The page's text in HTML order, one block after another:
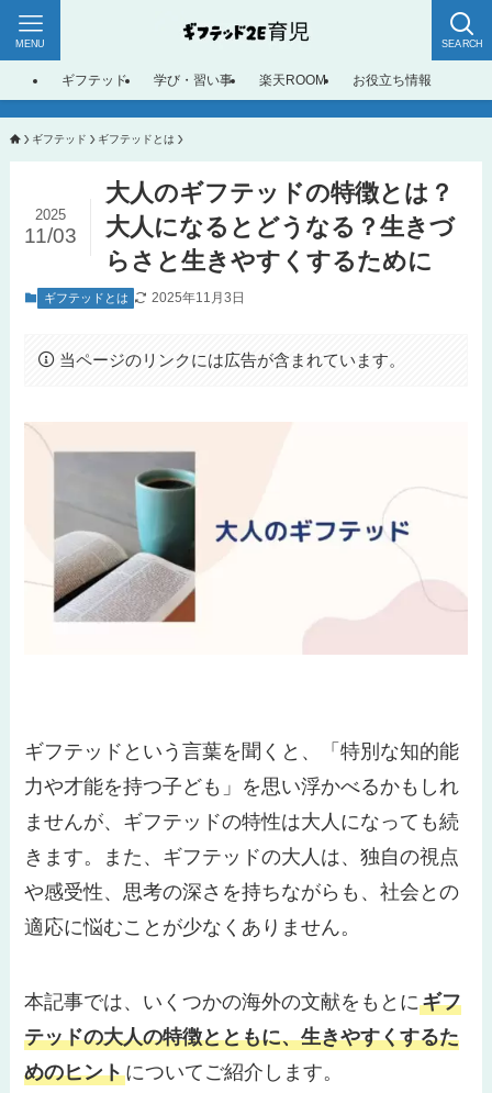
SEARCH
MENU
ギフテッド 学び・習い事 楽天ROOM お役立ち情報
ギフテッド ギフテッドとは
大人のギフテッドの特徴とは？
大人になるとどうなる？生きづ
らさと生きやすくするために
2025
11/03
ギフテッドとは 2025年11月3日
当ページのリンクには広告が含まれています。
ギフテッドという言葉を聞くと、「特別な知的能
力や才能を持つ子ども」を思い浮かべるかもしれ
ませんが、ギフテッドの特性は大人になっても続
きます。また、ギフテッドの大人は、独自の視点
や感受性、思考の深さを持ちながらも、社会との
適応に悩むことが少なくありません。
本記事では、いくつかの海外の文献をもとにギフ
テッドの大人の特徴とともに、生きやすくするた
めのヒントについてご紹介します。